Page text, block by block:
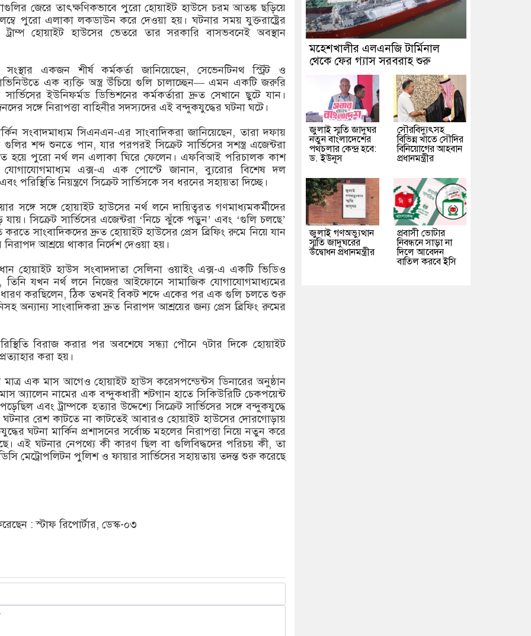
জেরে তাৎক্ষণিকভাবে পুরো হোয়াইট হাউসে চরম আতঙ্ক ছড়িয়ে
পুরো এলাকা লকডাউন করে দেওয়া হয়। ঘটনার সময় যুক্তরাষ্ট্রের
ট্রাম্প হোয়াইট হাউসের ভেতরে তার সরকারি বাসভবনেই অবস্থান
একজন শীর্ষ কর্মকর্তা জানিয়েছেন, সেভেনটিনথ স্ট্রিট ও
এক ব্যক্তি অস্ত্র উঁচিয়ে গুলি চালাচ্ছেন— এমন একটি জরুরি
ইউনিফর্মড ডিভিশনের কর্মকর্তারা দ্রুত সেখানে ছুটে যান।
সঙ্গে নিরাপত্তা বাহিনীর সদস্যদের এই বন্দুকযুদ্ধের ঘটনা ঘটে।
সংবাদমাধ্যম সিএনএন-এর সাংবাদিকরা জানিয়েছেন, তারা দফায়
শব্দ শুনতে পান, যার পরপরই সিক্রেট সার্ভিসের সশস্ত্র এজেন্টরা
হয়ে পুরো নর্থ লন এলাকা ঘিরে ফেলেন। এফবিআই পরিচালক কাশ
যোগাযোগমাধ্যম এক্স-এ এক পোস্টে জানান, ব্যুরোর বিশেষ দল
পরিস্থিতি নিয়ন্ত্রণে সিক্রেট সার্ভিসকে সব ধরনের সহায়তা দিচ্ছে।
সঙ্গে সঙ্গে হোয়াইট হাউসের নর্থ লনে দায়িত্বরত গণমাধ্যমকর্মীদের
সিক্রেট সার্ভিসের এজেন্টরা ‘নিচে ঝুঁকে পড়ুন’ এবং ‘গুলি চলছে’
সাংবাদিকদের দ্রুত হোয়াইট হাউসের প্রেস ব্রিফিং রুমে নিয়ে যান
আশ্রয়ে থাকার নির্দেশ দেওয়া হয়।
হোয়াইট হাউস সংবাদদাতা সেলিনা ওয়াইং এক্স-এ একটি ভিডিও
তিনি যখন নর্থ লনে নিজের আইফোনে সামাজিক যোগাযোগমাধ্যমের
করছিলেন, ঠিক তখনই বিকট শব্দে একের পর এক গুলি চলতে শুরু
অন্যান্য সাংবাদিকরা দ্রুত নিরাপদ আশ্রয়ের জন্য প্রেস ব্রিফিং রুমের
বিরাজ করার পর অবশেষে সন্ধ্যা পৌনে ৭টার দিকে হোয়াইট
করা হয়।
মাত্র এক মাস আগেও হোয়াইট হাউস করেসপন্ডেন্টস ডিনারের অনুষ্ঠান
অ্যালেন নামের এক বন্দুকধারী শটগান হাতে সিকিউরিটি চেকপয়েন্ট
এবং ট্রাম্পকে হত্যার উদ্দেশ্যে সিক্রেট সার্ভিসের সঙ্গে বন্দুকযুদ্ধে
ঘটনার রেশ কাটতে না কাটতেই আবারও হোয়াইট হাউসের দোরগোড়ায়
ঘটনা মার্কিন প্রশাসনের সর্বোচ্চ মহলের নিরাপত্তা নিয়ে নতুন করে
এই ঘটনার নেপথ্যে কী কারণ ছিল বা গুলিবিদ্ধদের পরিচয় কী, তা
মেট্রোপলিটন পুলিশ ও ফায়ার সার্ভিসের সহায়তায় তদন্ত শুরু করেছে
: স্টাফ রিপোর্টার, ডেস্ক-০৩
মহেশখালীর এলএনজি টার্মিনাল
থেকে ফের গ্যাস সরবরাহ শুরু
জুলাই স্মৃতি জাদুঘর
নতুন বাংলাদেশের
পথচলার কেন্দ্র হবে:
ড. ইউনূস
সৌরবিদ্যুৎসহ
বিভিন্ন খাতে সৌদির
বিনিয়োগের আহবান
প্রধানমন্ত্রীর
জুলাই গণঅভ্যুত্থান
স্মৃতি জাদুঘরের
উদ্বোধন প্রধানমন্ত্রীর
প্রবাসী ভোটার
নিবন্ধনে সাড়া না
দিলে আবেদন
বাতিল করবে ইসি